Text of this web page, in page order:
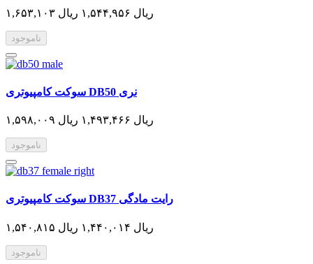
۱,۶۵۳,۱۰۳ ریال ۱,۵۴۴,۹۵۶ ریال
ناموجود
سوکت کامپیوتری DB50 نری
۱,۵۹۸,۰۰۹ ریال ۱,۴۹۳,۴۶۶ ریال
ناموجود
سوکت کامپیوتری DB37 رایت مادگی
۱,۵۴۰,۸۱۵ ریال ۱,۴۴۰,۰۱۴ ریال
ناموجود